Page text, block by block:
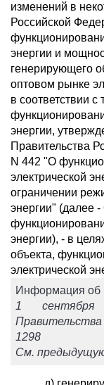
изменений в
Российской
энергии и
генерирующего
оптовом рынке
в соответствии
энергии,
Правительства
N 442 "О
электрической
ограничении
энергии" (далее
энергии), - в
объекта,
электрической
Информация об
1
1298
См.